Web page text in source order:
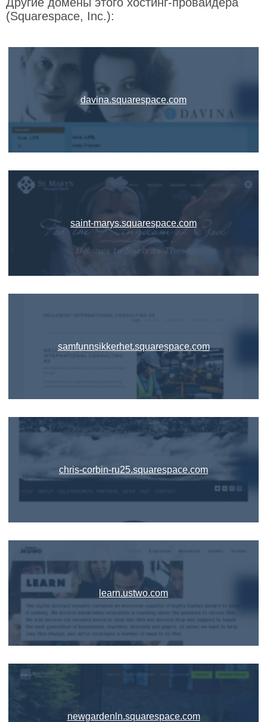
(Squarespace, Inc.):
davina.squarespace.com
saint-marys.squarespace.com
samfunnsikkerhet.squarespace.com
chris-corbin-ru25.squarespace.com
learn.ustwo.com
newgardenln.squarespace.com